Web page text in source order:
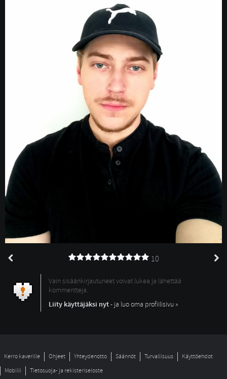
10
Vain sisäänkirjautuneet voivat lukea ja lähettää
kommentteja.
Liity käyttäjäksi nyt- ja luo oma profiilisivu »
Kerro kaverille Ohjeet Yhteydenotto Säännöt Turvallisuus
Käyttöehdot
Mobiili
Tietosuoja- ja rekisteriseloste